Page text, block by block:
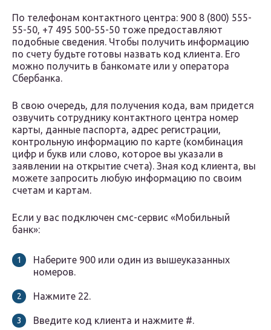
По телефонам контактного центра: 900 8 (800) 555-
55-50, +7 495 500-55-50 тоже предоставляют
подобные сведения. Чтобы получить информацию
по счету будьте готовы назвать код клиента. Его
можно получить в банкомате или у оператора
Сбербанка.
В свою очередь, для получения кода, вам придется
озвучить сотруднику контактного центра номер
карты, данные паспорта, адрес регистрации,
контрольную информацию по карте (комбинация
цифр и букв или слово, которое вы указали в
заявлении на открытие счета). Зная код клиента, вы
можете запросить любую информацию по своим
счетам и картам.
Если у вас подключен смс-сервис «Мобильный
банк»:
Наберите 900 или один из вышеуказанных
номеров.
Нажмите 22.
Введите код клиента и нажмите #.